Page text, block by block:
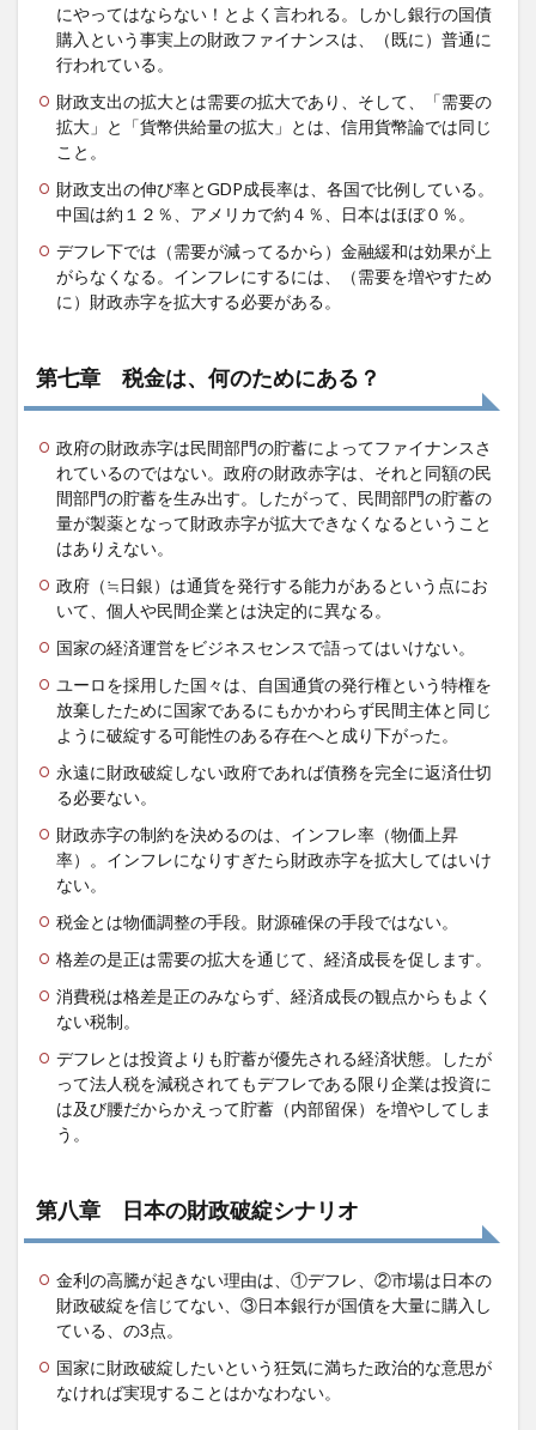
にやってはならない！とよく言われる。しかし銀行の国債
購入という事実上の財政ファイナンスは、（既に）普通に
行われている。
財政支出の拡大とは需要の拡大であり、そして、「需要の
拡大」と「貨幣供給量の拡大」とは、信用貨幣論では同じ
こと。
財政支出の伸び率とGDP成長率は、各国で比例している。
中国は約１２％、アメリカで約４％、日本はほぼ０％。
デフレ下では（需要が減ってるから）金融緩和は効果が上
がらなくなる。インフレにするには、（需要を増やすため
に）財政赤字を拡大する必要がある。
第七章 税金は、何のためにある？
政府の財政赤字は民間部門の貯蓄によってファイナンスさ
れているのではない。政府の財政赤字は、それと同額の民
間部門の貯蓄を生み出す。したがって、民間部門の貯蓄の
量が製薬となって財政赤字が拡大できなくなるということ
はありえない。
政府（≒日銀）は通貨を発行する能力があるという点にお
いて、個人や民間企業とは決定的に異なる。
国家の経済運営をビジネスセンスで語ってはいけない。
ユーロを採用した国々は、自国通貨の発行権という特権を
放棄したために国家であるにもかかわらず民間主体と同じ
ように破綻する可能性のある存在へと成り下がった。
永遠に財政破綻しない政府であれば債務を完全に返済仕切
る必要ない。
財政赤字の制約を決めるのは、インフレ率（物価上昇
率）。インフレになりすぎたら財政赤字を拡大してはいけ
ない。
税金とは物価調整の手段。財源確保の手段ではない。
格差の是正は需要の拡大を通じて、経済成長を促します。
消費税は格差是正のみならず、経済成長の観点からもよく
ない税制。
デフレとは投資よりも貯蓄が優先される経済状態。したが
って法人税を減税されてもデフレである限り企業は投資に
は及び腰だからかえって貯蓄（内部留保）を増やしてしま
う。
第八章 日本の財政破綻シナリオ
金利の高騰が起きない理由は、①デフレ、②市場は日本の
財政破綻を信じてない、③日本銀行が国債を大量に購入し
ている、の3点。
国家に財政破綻したいという狂気に満ちた政治的な意思が
なければ実現することはかなわない。